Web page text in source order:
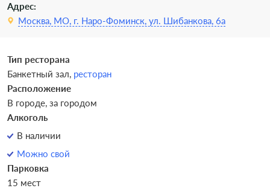
Адрес:
Москва, МО, г. Наро-Фоминск, ул. Шибанкова, 6а
Тип ресторана
Банкетный зал, ресторан
Расположение
В городе, за городом
Алкоголь
В наличии
Можно свой
Парковка
15 мест